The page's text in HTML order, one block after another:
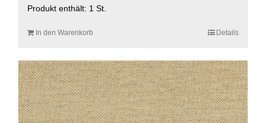
Produkt enthält: 1 St.
In den Warenkorb Details